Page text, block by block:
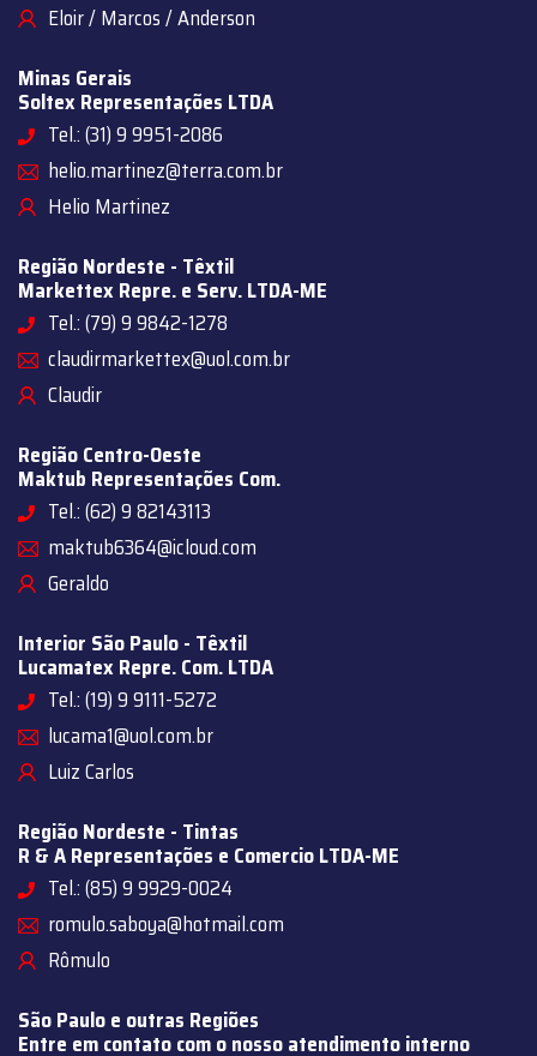
Eloir / Marcos / Anderson
Minas Gerais
Soltex Representações LTDA
Tel.: (31) 9 9951-2086
helio.martinez@terra.com.br
Helio Martinez
Região Nordeste - Têxtil
Markettex Repre. e Serv. LTDA-ME
Tel.: (79) 9 9842-1278
claudirmarkettex@uol.com.br
Claudir
Região Centro-Oeste
Maktub Representações Com.
Tel.: (62) 9 82143113
maktub6364@icloud.com
Geraldo
Interior São Paulo - Têxtil
Lucamatex Repre. Com. LTDA
Tel.: (19) 9 9111-5272
lucama1@uol.com.br
Luiz Carlos
Região Nordeste - Tintas
R & A Representações e Comercio LTDA-ME
Tel.: (85) 9 9929-0024
romulo.saboya@hotmail.com
Rômulo
São Paulo e outras Regiões
Entre em contato com o nosso atendimento interno